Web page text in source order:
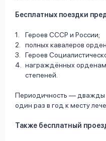
Бесплатных поездки
Героев СССР и России;
полных кавалеров
Героев
награждённых
степеней.
Периодичность — дважды
один раз в год к месту
Также бесплатный